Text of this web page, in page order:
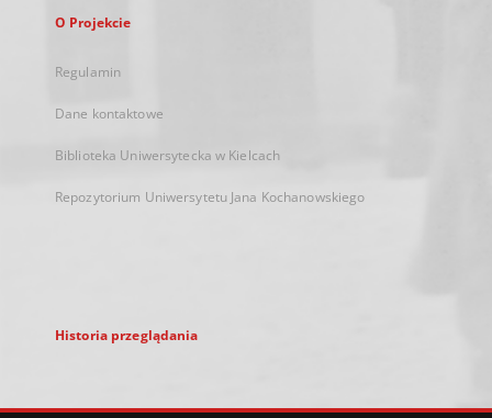
O Projekcie
Regulamin
Dane kontaktowe
Biblioteka Uniwersytecka w Kielcach
Repozytorium Uniwersytetu Jana Kochanowskiego
Historia przeglądania